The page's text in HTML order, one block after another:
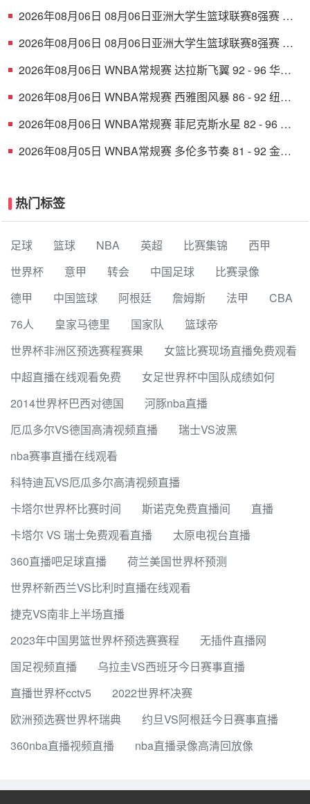
2026年08月06日 08月06日亚洲大学生篮球联赛8强赛 北
2026年08月06日 08月06日亚洲大学生篮球联赛8强赛 延
2026年08月06日 WNBA常规赛 达拉斯飞翼 92 - 96 华盛
2026年08月06日 WNBA常规赛 西雅图风暴 86 - 92 纽约
2026年08月06日 WNBA常规赛 菲尼克斯水星 82 - 96 亚
2026年08月05日 WNBA常规赛 多伦多节奏 81 - 92 金州
热门标签
足球 篮球 NBA 英超 比赛集锦
西甲
世界杯
意甲 转会 中国足球
比赛录像
德甲
中国篮球 阿根廷 詹姆斯 法甲
CBA
76人
皇家马德里 国家队
篮球帝
世界杯非洲区预选赛程赛果
女篮比赛现场直播免费观看
中超直播在线观看免费
女足世界杯中国队成绩如何
2014世界杯巴西对德国
河豚nba直播
厄瓜多尔VS德国高清视频直播
瑞士VS波黑
nba赛事直播在线观看
科特迪瓦VS厄瓜多尔高清视频直播
卡塔尔世界杯比赛时间
斯诺克免费直播间
直播
卡塔尔 VS 瑞士免费观看直播
太原电视台直播
360直播吧足球直播
荷兰美国世界杯预测
世界杯新西兰VS比利时直播在线观看
捷克VS南非上半场直播
2023年中国男篮世界杯预选赛赛程
无插件直播网
国足视频直播
乌拉圭VS西班牙今日赛事直播
直播世界杯cctv5
2022世界杯决赛
欧洲预选赛世界杯瑞典
约旦VS阿根廷今日赛事直播
360nba直播视频直播
nba直播录像高清回放像